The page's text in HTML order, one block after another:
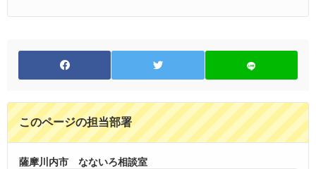
このページの担当部署
薩摩川内市 なないろ相談室